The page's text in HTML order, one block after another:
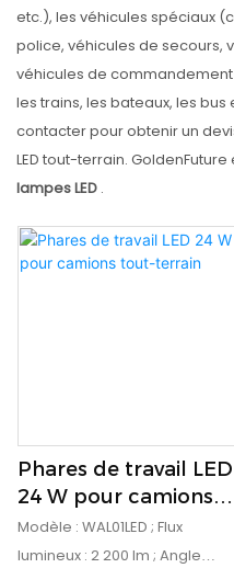
etc.), les véhicules spéciaux
police, véhicules de secours,
véhicules de
les trains, les bateaux, les bus
contacter pour obtenir un
LED tout-terrain.
lampes LED .
Phares de travail LED
24 W pour camions
tout-terrain
Modèle : WAL01LED ; Flux
lumineux : 2 200 lm ; Angle